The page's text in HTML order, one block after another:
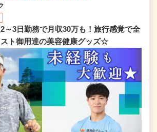
～3日勤務で月収30万も！旅行感覚で全
ト御用達の美容健康グッズ☆